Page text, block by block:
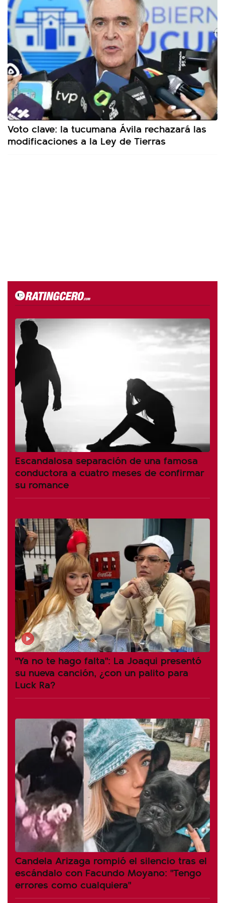
Voto clave: la tucumana Ávila rechazará las
modificaciones a la Ley de Tierras
Escandalosa separación de una famosa
conductora a cuatro meses de confirmar
su romance
"Ya no te hago falta": La Joaqui presentó
su nueva canción, ¿con un palito para
Luck Ra?
Candela Arizaga rompió el silencio tras el
escándalo con Facundo Moyano: "Tengo
errores como cualquiera"